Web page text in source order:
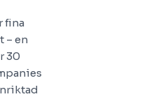
fina
– en
30